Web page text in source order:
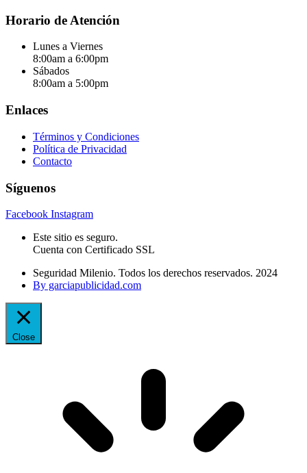
Horario de Atención
Lunes a Viernes
8:00am a 6:00pm
Sábados
8:00am a 5:00pm
Enlaces
Términos y Condiciones
Política de Privacidad
Contacto
Síguenos
Facebook Instagram
Este sitio es seguro.
Cuenta con Certificado SSL
Seguridad Milenio. Todos los derechos reservados. 2024
By garciapublicidad.com
Close